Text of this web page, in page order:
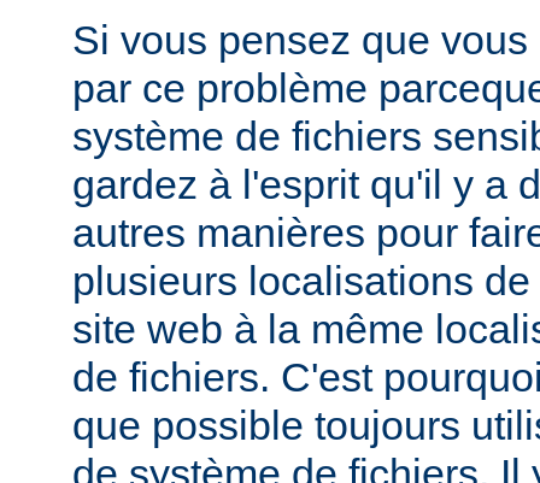
Si vous pensez que
par ce problème
système de fichiers
gardez à l'esprit qu'il y a
autres manières pour
plusieurs localisations
site web à la même
de fichiers. C'est
que possible toujours
de système de fichiers. Il